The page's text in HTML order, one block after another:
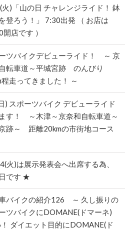
)「山の日 チャレンジライド！ 鉢
登ろう！」 7:30出発 （ お店は
店です ）
ツバイクデビューライド！ ～ 京
転車道～平城宮跡 のんびり
程走ってきました！ ～
) スポーツバイク デビューライド
す！ ～木津～京奈和自転車道～
跡～ 距離20kmの市街地コース
火)は展示発表会へ出席する為、
です ★
バイクの紹介126 ～ 久し振りの
ツバイクにDOMANE(ドマーネ)
！ ダイエット目的にDOMANE(ド